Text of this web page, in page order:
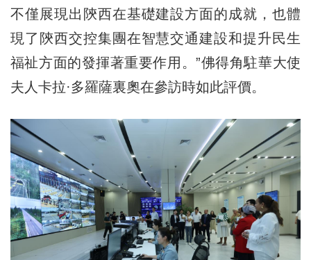
不僅展現出陝西在基礎建設方面的成就，也體
現了陝西交控集團在智慧交通建設和提升民生
福祉方面的發揮著重要作用。”佛得角駐華大使
夫人卡拉·多羅薩裏奧在參訪時如此評價。